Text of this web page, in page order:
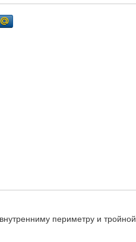
периметру и тройной